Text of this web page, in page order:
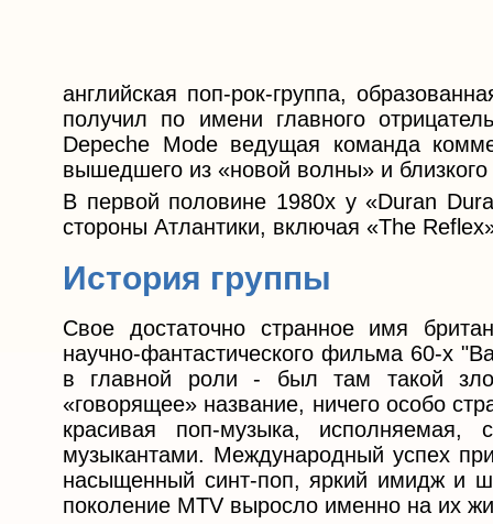
английская поп-рок-группа,
получил по имени главного
Depeche Mode ведущая команда
вышедшего из «новой волны» и близкого
В первой половине 1980х у «Duran
стороны Атлантики, включая «The
История группы
Cвое достаточно странное имя
научно-фантастического фильма 60-х
в главной роли - был там такой
«говорящее» название, ничего особо
красивая поп-музыка,
музыкантами. Международный успех
насыщенный синт-поп, яркий имидж и
поколение MTV выросло именно на их